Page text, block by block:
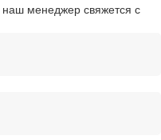
менеджер свяжется с